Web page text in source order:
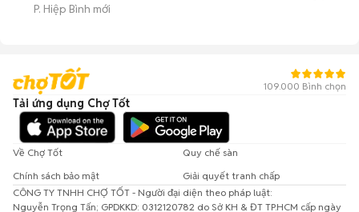
P. Hiệp Bình mới
109.000 Bình chọn
Tải ứng dụng Chợ Tốt
Về Chợ Tốt
Quy chế sàn
Chính sách bảo mật
Giải quyết tranh chấp
CÔNG TY TNHH CHỢ TỐT - Người đại diện theo pháp luật:
Nguyễn Trọng Tấn; GPDKKD: 0312120782 do Sở KH & ĐT TP.HCM cấp ngày